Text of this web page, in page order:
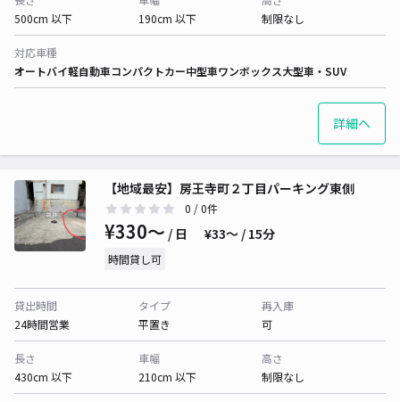
500cm 以下
190cm 以下
制限なし
対応車種
オートバイ軽自動車コンパクトカー中型車ワンボックス大型車・SUV
詳細へ
【地域最安】房王寺町２丁目パーキング東側
0 / 0件
¥330〜 / 日 ¥33〜 / 15分
時間貸し可
貸出時間
24時間営業
タイプ
平置き
再入庫
可
長さ
430cm 以下
車幅
210cm 以下
高さ
制限なし